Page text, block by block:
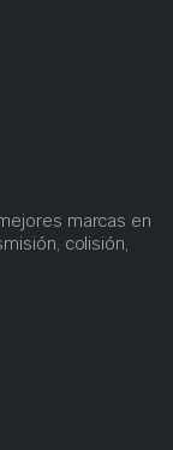
marcas en
colisión,